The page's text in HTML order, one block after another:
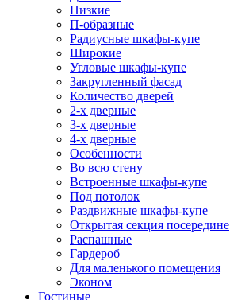
Низкие
П-образные
Радиусные шкафы-купе
Широкие
Угловые шкафы-купе
Закругленный фасад
Количество дверей
2-х дверные
3-х дверные
4-х дверные
Особенности
Во всю стену
Встроенные шкафы-купе
Под потолок
Раздвижные шкафы-купе
Открытая секция посередине
Распашные
Гардероб
Для маленького помещения
Эконом
Гостиные